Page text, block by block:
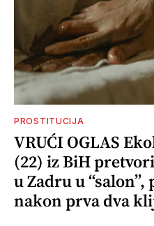
PROSTITUCIJA
VRUĆI OGLAS
(22) iz BiH
u Zadru u
nakon prva dva